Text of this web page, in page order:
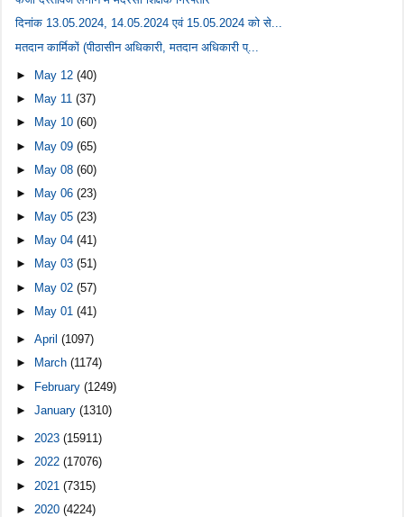
दिनांक 13.05.2024, 14.05.2024 एवं 15.05.2024 को से...
मतदान कार्मिकों (पीठासीन अधिकारी, मतदान अधिकारी प्...
► May 12(40)
►
May 11(37)
►
May 10(60)
► May 09(65)
► May 08(60)
►
May 06(23)
►
May 05(23)
►
May 04(41)
►
May 03(51)
► May 02(57)
►
May 01(41)
►April(1097)
►
March(1174)
► February(1249)
►January(1310)
►2023(15911)
►2022(17076)
► 2021(7315)
► 2020(4224)